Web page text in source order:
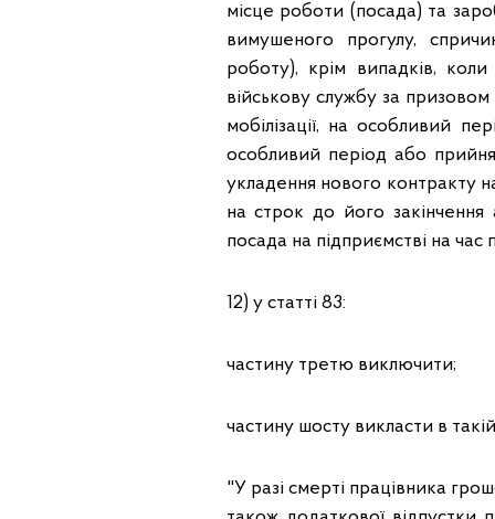
місце роботи (посада) та
вимушеного прогулу,
роботу), крім випадків,
військову службу за
мобілізації, на особливий
особливий період або
укладення нового контракту
на строк до його закінчення
посада на підприємстві на час
12) у статті 83:
частину третю виключити;
частину шосту викласти в
"У разі смерті працівника